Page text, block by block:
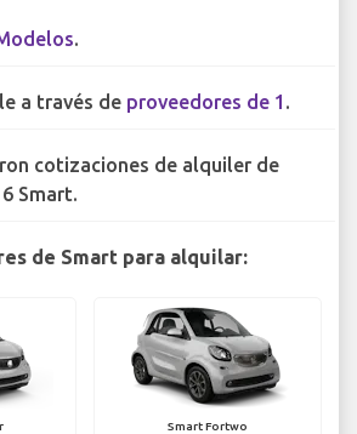
.
a través de proveedores de 1 .
cotizaciones de alquiler de
Smart.
de Smart para alquilar:
Smart Fortwo